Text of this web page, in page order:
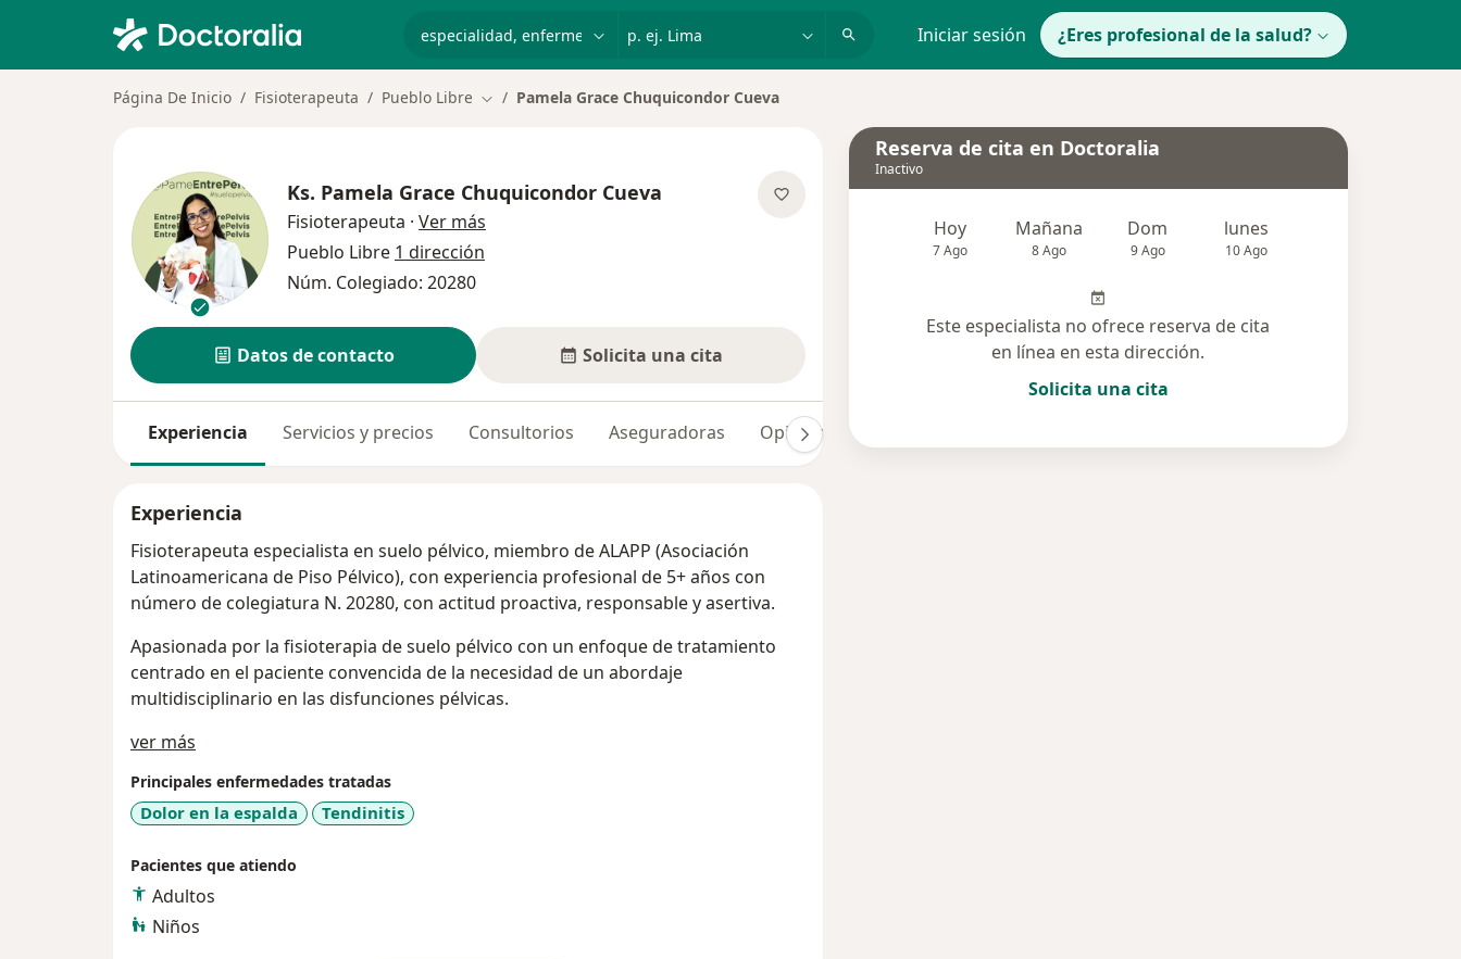
Iniciar sesión ¿Eres profesional de la salud?
Página De Inicio Fisioterapeuta Pueblo Libre Cambiar de ciudad
Pamela Grace Chuquicondor Cueva
Ks. Pamela Grace Chuquicondor Cueva
Fisioterapeuta · Ver más
Pueblo Libre 1 dirección
Núm. Colegiado: 20280
Datos de contacto Solicita una cita
Experiencia Servicios y precios Consultorios Aseguradoras Opiniones
Experiencia
Fisioterapeuta especialista en suelo pélvico, miembro de ALAPP (Asociación
Latinoamericana de Piso Pélvico), con experiencia profesional de 5+ años con
número de colegiatura N. 20280, con actitud proactiva, responsable y asertiva.
Apasionada por la fisioterapia de suelo pélvico con un enfoque de tratamiento
centrado en el paciente convencida de la necesidad de un abordaje
multidisciplinario en las disfunciones pélvicas.
ver más
Principales enfermedades tratadas
Dolor en la espalda Tendinitis
Pacientes que atiendo
Adultos
Niños
Reserva de cita en Doctoralia
Inactivo
Hoy
7 Ago
Mañana
8 Ago
Dom
9 Ago
lunes
10 Ago
Este especialista no ofrece reserva de cita
en línea en esta dirección.
Solicita una cita